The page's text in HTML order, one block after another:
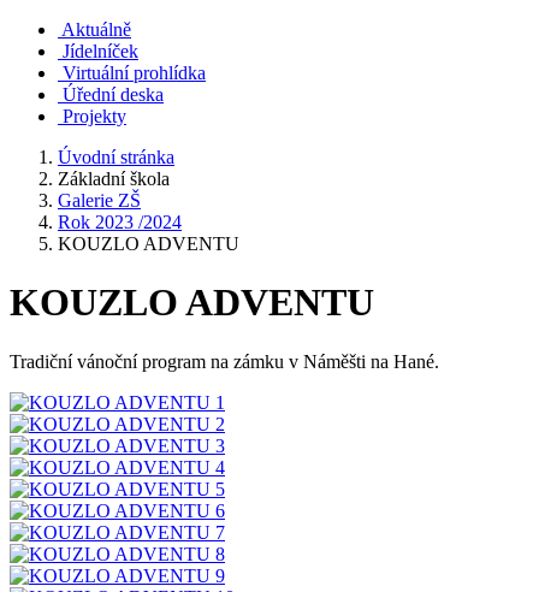
Aktuálně
Jídelníček
Virtuální prohlídka
Úřední deska
Projekty
Úvodní stránka
Základní škola
Galerie ZŠ
Rok 2023 /2024
KOUZLO ADVENTU
KOUZLO ADVENTU
Tradiční vánoční program na zámku v Náměšti na Hané.